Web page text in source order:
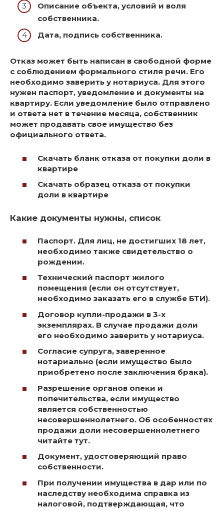
Описание объекта, условий и воля
собственника.
Дата, подпись собственника.
Отказ может быть написан в свободной форме
с соблюдением формального стиля речи. Его
необходимо заверить у нотариуса. Для этого
нужен паспорт, уведомление и документы на
квартиру. Если уведомление было отправлено
и ответа нет в течение месяца, собственник
может продавать свое имущество без
официального ответа.
Скачать бланк отказа от покупки доли в
квартире
Скачать образец отказа от покупки
доли в квартире
Какие документы нужны, список
Паспорт. Для лиц, не достигших 18 лет,
необходимо также свидетельство о
рождении.
Технический паспорт жилого
помещения (если он отсутствует,
необходимо заказать его в службе БТИ).
Договор купли-продажи в 3-х
экземплярах. В случае продажи доли
его необходимо заверить у нотариуса.
Согласие супруга, заверенное
нотариально (если имущество было
приобретено после заключения брака).
Разрешение органов опеки и
попечительства, если имущество
является собственностью
несовершеннолетнего. Об особенностях
продажи доли несовершеннолетнего
читайте тут.
Документ, удостоверяющий право
собственности.
При получении имущества в дар или по
наследству необходима справка из
налоговой, подтверждающая, что